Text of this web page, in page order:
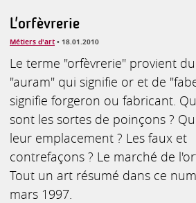
L'orfèvrerie
Métiers d'art • 18.01.2010
Le terme "orfèvrerie" provient
"auram" qui signifie or et de
signifie forgeron ou fabricant.
sont les sortes de poinçons ?
leur emplacement ? Les faux et
contrefaçons ? Le marché de
Tout un art résumé dans ce
mars 1997.